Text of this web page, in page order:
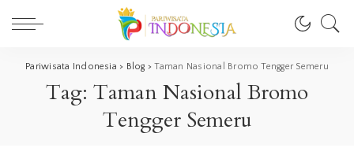
Pariwisata Indonesia > Blog >Taman Nasional Bromo Tengger Semeru
Tag: Taman Nasional Bromo
Tengger Semeru